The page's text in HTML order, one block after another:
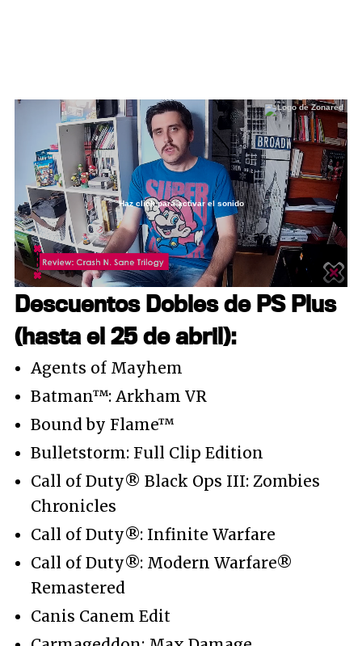
Unmute /
Loaded:
6.77%
Haz click para activar el sonido
Descuentos Dobles de PS Plus
(hasta el 25 de abril):
Agents of Mayhem
Batman™: Arkham VR
Bound by Flame™
Bulletstorm: Full Clip Edition
Call of Duty® Black Ops III: Zombies
Chronicles
Call of Duty®: Infinite Warfare
Call of Duty®: Modern Warfare®
Remastered
Canis Canem Edit